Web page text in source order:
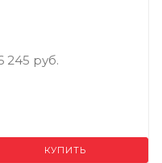
245 руб.
КУПИТЬ